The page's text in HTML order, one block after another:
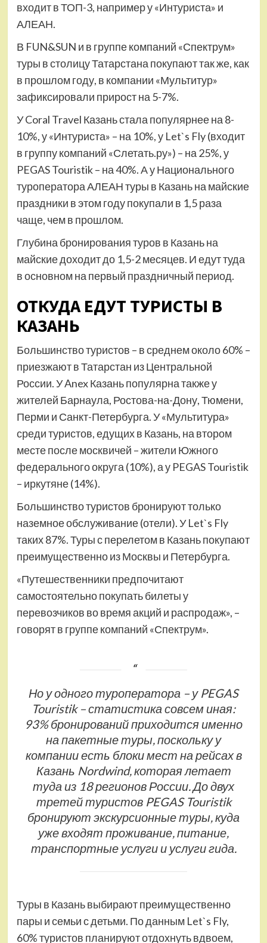
входит в ТОП-3, например у «Интуриста» и
АЛЕАН.
В FUN&SUN и в группе компаний «Спектрум»
туры в столицу Татарстана покупают так же, как
в прошлом году, в компании «Мультитур»
зафиксировали прирост на 5-7%.
У Coral Travel Казань стала популярнее на 8-
10%, у «Интуриста» – на 10%, у Let`s Fly (входит
в группу компаний «Слетать.ру») – на 25%, у
PEGAS Touristik – на 40%. А у Национального
туроператора АЛЕАН туры в Казань на майские
праздники в этом году покупали в 1,5 раза
чаще, чем в прошлом.
Глубина бронирования туров в Казань на
майские доходит до 1,5-2 месяцев. И едут туда
в основном на первый праздничный период.
ОТКУДА ЕДУТ ТУРИСТЫ В
КАЗАНЬ
Большинство туристов – в среднем около 60% –
приезжают в Татарстан из Центральной
России. У Anex Казань популярна также у
жителей Барнаула, Ростова-на-Дону, Тюмени,
Перми и Санкт-Петербурга. У «Мультитура»
среди туристов, едущих в Казань, на втором
месте после москвичей – жители Южного
федерального округа (10%), а у PEGAS Touristik
– иркутяне (14%).
Большинство туристов бронируют только
наземное обслуживание (отели). У Let`s Fly
таких 87%. Туры с перелетом в Казань покупают
преимущественно из Москвы и Петербурга.
«Путешественники предпочитают
самостоятельно покупать билеты у
перевозчиков во время акций и распродаж», –
говорят в группе компаний «Спектрум».
Но у одного туроператора – у PEGAS
Touristik – статистика совсем иная:
93% бронирований приходится именно
на пакетные туры, поскольку у
компании есть блоки мест на рейсах в
Казань Nordwind, которая летает
туда из 18 регионов России. До двух
третей туристов PEGAS Touristik
бронируют экскурсионные туры, куда
уже входят проживание, питание,
транспортные услуги и услуги гида.
Туры в Казань выбирают преимущественно
пары и семьи с детьми. По данным Let`s Fly,
60% туристов планируют отдохнуть вдвоем,